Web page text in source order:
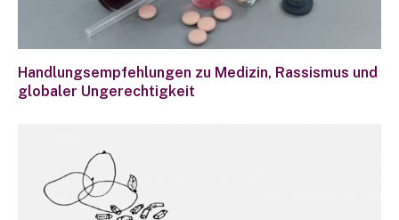
Handlungsempfehlungen zu Medizin, Rassismus und
globaler Ungerechtigkeit